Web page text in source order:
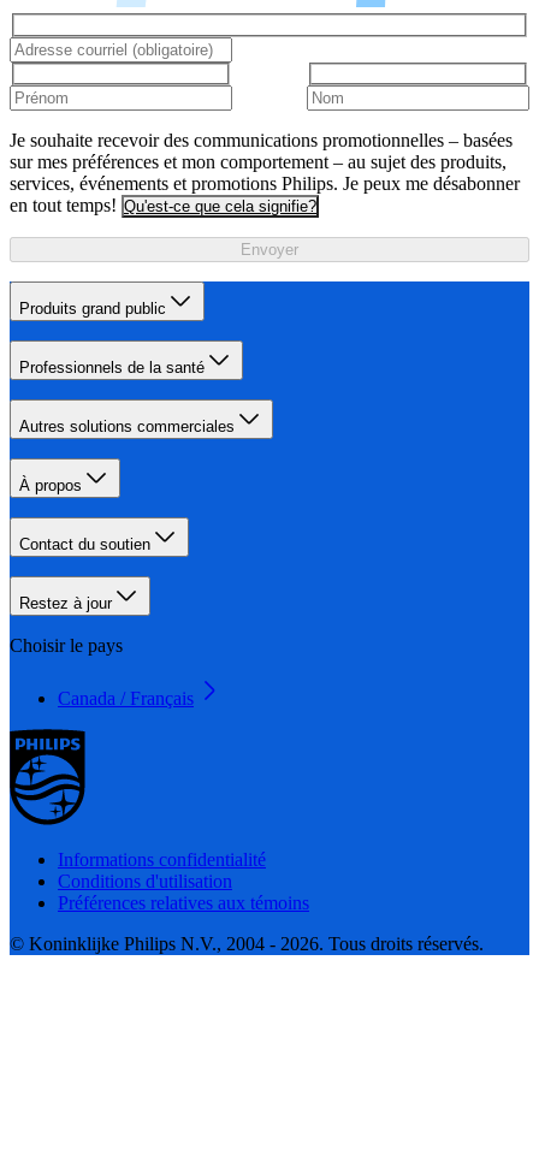
Je souhaite recevoir des communications promotionnelles – basées
sur mes préférences et mon comportement – au sujet des produits,
services, événements et promotions Philips. Je peux me désabonner
en tout temps! Qu'est-ce que cela signifie?
Envoyer
Produits grand public
Professionnels de la santé
Autres solutions commerciales
À propos
Contact du soutien
Restez à jour
Choisir le pays
Canada / Français
Informations confidentialité
Conditions d'utilisation
Préférences relatives aux témoins
© Koninklijke Philips N.V., 2004 - 2026. Tous droits réservés.